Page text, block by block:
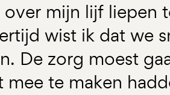
over mijn lijf liepen
wist ik dat we
De zorg moest
mee te maken